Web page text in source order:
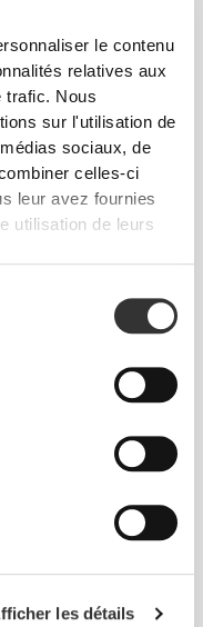
le contenu
relatives aux
trafic. Nous
sur l'utilisation de
sociaux, de
celles-ci
leur avez fournies
utilisation de leurs
les détails
Moyen Taille Normale